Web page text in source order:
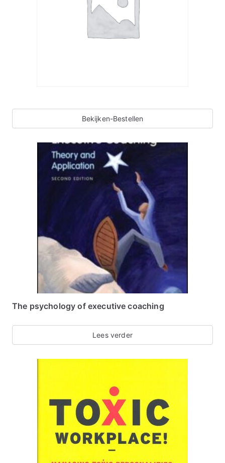
Bekijken-Bestellen
The psychology of executive coaching
Lees verder